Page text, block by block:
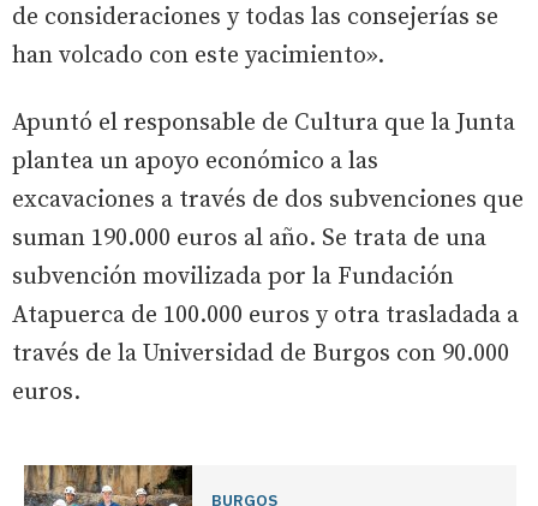
de consideraciones y todas las consejerías se
han volcado con este yacimiento».
Apuntó el responsable de Cultura que la Junta
plantea un apoyo económico a las
excavaciones a través de dos subvenciones que
suman 190.000 euros al año. Se trata de una
subvención movilizada por la Fundación
Atapuerca de 100.000 euros y otra trasladada a
través de la Universidad de Burgos con 90.000
euros.
BURGOS